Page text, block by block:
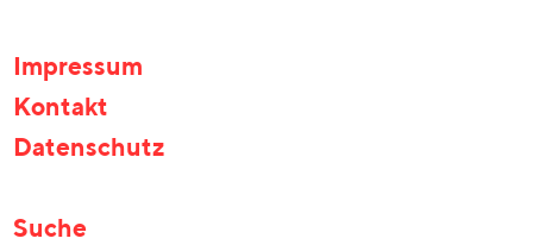
Impressum
Kontakt
Datenschutz
Suche